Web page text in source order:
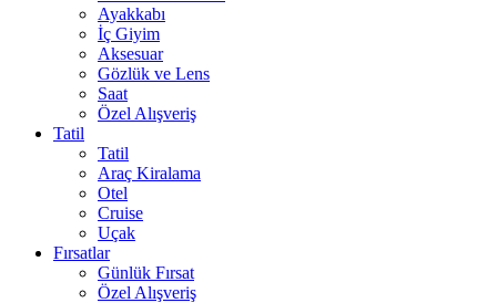
Ayakkabı
İç Giyim
Aksesuar
Gözlük ve Lens
Saat
Özel Alışveriş
Tatil
Tatil
Araç Kiralama
Otel
Cruise
Uçak
Fırsatlar
Günlük Fırsat
Özel Alışveriş